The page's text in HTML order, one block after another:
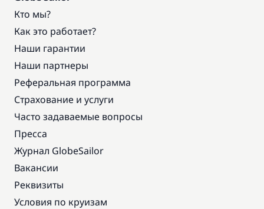
Кто мы?
Как это работает?
Наши гарантии
Наши партнеры
Реферальная программа
Страхование и услуги
Часто задаваемые вопросы
Пресса
Журнал GlobeSailor
Вакансии
Реквизиты
Условия по круизам